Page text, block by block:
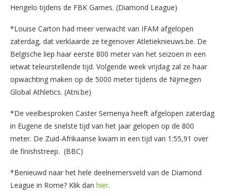
Hengelo tijdens de FBK Games. (Diamond League)
*Louise Carton had meer verwacht van IFAM afgelopen
zaterdag, dat verklaarde ze tegenover Atletieknieuws.be. De
Belgische liep haar eerste 800 meter van het seizoen in een
ietwat teleurstellende tijd. Volgende week vrijdag zal ze haar
opwachting maken op de 5000 meter tijdens de Nijmegen
Global Athletics. (Atni.be)
*De veelbesproken Caster Semenya heeft afgelopen zaterdag
in Eugene de snelste tijd van het jaar gelopen op de 800
meter. De Zuid-Afrikaanse kwam in een tijd van 1:55,91 over
de finishstreep. (BBC)
*Benieuwd naar het hele deelnemersveld van de Diamond
League in Rome? Klik dan hier.